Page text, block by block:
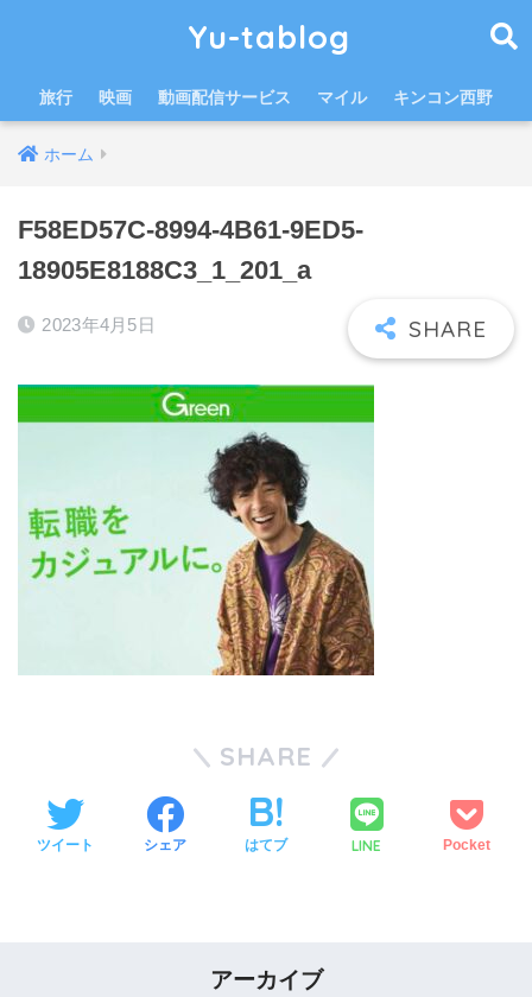
Yu-tablog
旅行 映画 動画配信サービス マイル キンコン西野
ホーム
F58ED57C-8994-4B61-9ED5-
18905E8188C3_1_201_a
2023年4月5日
SHARE
ツイート シェア はてブ LINE Pocket
アーカイブ